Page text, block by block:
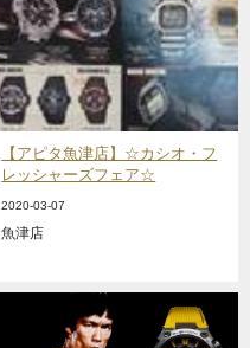
【アピタ魚津店】☆カシオ・フ
レッシャーズフェア☆
2020-03-07
魚津店